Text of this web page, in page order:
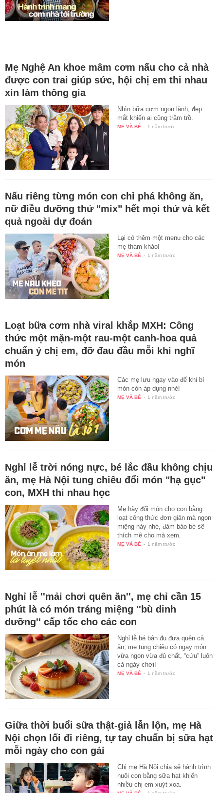
Mẹ Nghệ An khoe mâm cơm nấu cho cả nhà
được con trai giúp sức, hội chị em thi nhau
xin làm thông gia
Nhìn bữa cơm ngon lành, đẹp
mắt khiến ai cũng trầm trồ.
MẸ VÀ BÉ - 1 năm trước
Nấu riêng từng món con chỉ phá không ăn,
nữ điều dưỡng thử "mix" hết mọi thứ và kết
quả ngoài dự đoán
Lại có thêm một menu cho các
mẹ tham khảo!
MẸ VÀ BÉ - 1 năm trước
Loạt bữa cơm nhà viral khắp MXH: Công
thức một mặn-một rau-một canh-hoa quả
chuẩn ý chị em, đỡ đau đầu mỗi khi nghĩ
món
Các mẹ lưu ngay vào để khi bí
món còn áp dụng nhé!
MẸ VÀ BÉ - 1 năm trước
Nghỉ lễ trời nóng nực, bé lắc đầu không chịu
ăn, mẹ Hà Nội tung chiêu đổi món "hạ gục"
con, MXH thi nhau học
Mẹ hãy đổi món cho con bằng
loạt công thức đơn giản mà ngon
miệng này nhé, đảm bảo bé sẽ
thích mê cho mà xem.
MẸ VÀ BÉ - 1 năm trước
Nghỉ lễ ''mải chơi quên ăn'', mẹ chỉ cần 15
phút là có món tráng miệng ''bù dinh
dưỡng'' cấp tốc cho các con
Nghỉ lễ bé bận đu đưa quên cả
ăn, mẹ tung chiêu có ngay món
vừa ngon vừa đủ chất, “cứu” luôn
cả ngày chơi!
MẸ VÀ BÉ - 1 năm trước
Giữa thời buổi sữa thật-giả lẫn lộn, mẹ Hà
Nội chọn lối đi riêng, tự tay chuẩn bị sữa hạt
mỗi ngày cho con gái
Chị mẹ Hà Nội chia sẻ hành trình
nuôi con bằng sữa hạt khiến
nhiều chị em xuýt xoa.